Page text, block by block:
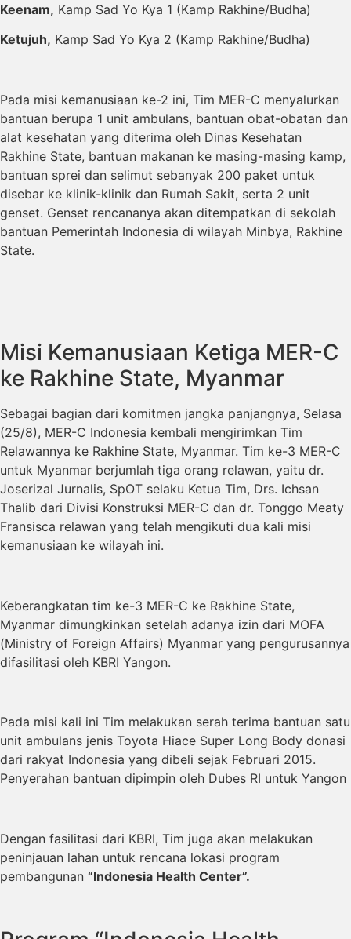
Keenam, Kamp Sad Yo Kya 1 (Kamp Rakhine/Budha)
Ketujuh, Kamp Sad Yo Kya 2 (Kamp Rakhine/Budha)
Pada misi kemanusiaan ke-2 ini, Tim MER-C menyalurkan
bantuan berupa 1 unit ambulans, bantuan obat-obatan dan
alat kesehatan yang diterima oleh Dinas Kesehatan
Rakhine State, bantuan makanan ke masing-masing kamp,
bantuan sprei dan selimut sebanyak 200 paket untuk
disebar ke klinik-klinik dan Rumah Sakit, serta 2 unit
genset. Genset rencananya akan ditempatkan di sekolah
bantuan Pemerintah Indonesia di wilayah Minbya, Rakhine
State.
Misi Kemanusiaan Ketiga MER-C
ke Rakhine State, Myanmar
Sebagai bagian dari komitmen jangka panjangnya, Selasa
(25/8), MER-C Indonesia kembali mengirimkan Tim
Relawannya ke Rakhine State, Myanmar. Tim ke-3 MER-C
untuk Myanmar berjumlah tiga orang relawan, yaitu dr.
Joserizal Jurnalis, SpOT selaku Ketua Tim, Drs. Ichsan
Thalib dari Divisi Konstruksi MER-C dan dr. Tonggo Meaty
Fransisca relawan yang telah mengikuti dua kali misi
kemanusiaan ke wilayah ini.
Keberangkatan tim ke-3 MER-C ke Rakhine State,
Myanmar dimungkinkan setelah adanya izin dari MOFA
(Ministry of Foreign Affairs) Myanmar yang pengurusannya
difasilitasi oleh KBRI Yangon.
Pada misi kali ini Tim melakukan serah terima bantuan satu
unit ambulans jenis Toyota Hiace Super Long Body donasi
dari rakyat Indonesia yang dibeli sejak Februari 2015.
Penyerahan bantuan dipimpin oleh Dubes RI untuk Yangon
Dengan fasilitasi dari KBRI, Tim juga akan melakukan
peninjauan lahan untuk rencana lokasi program
pembangunan “Indonesia Health Center”.